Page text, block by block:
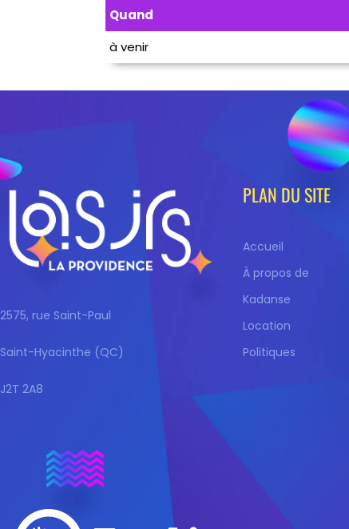
Quand
à venir
2575, rue Saint-Paul
Saint-Hyacinthe (QC)
J2T 2A8
PLAN DU SITE
Accueil
À propos de
Kadanse
Location
Politiques